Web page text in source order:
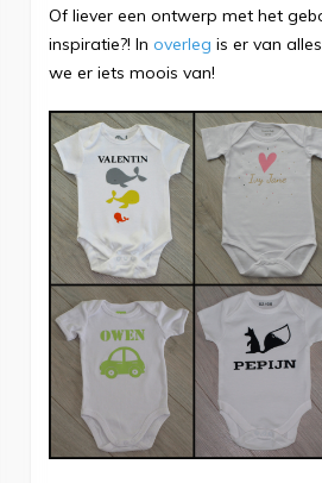
Of liever een ontwerp met het
inspiratie?! In overleg is er van
we er iets moois van!